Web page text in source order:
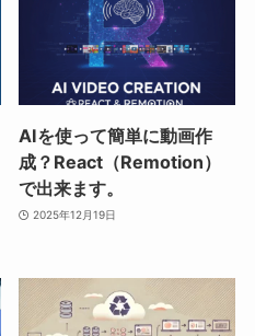
AIを使って簡単に動画作
成？React（Remotion）
で出来ます。
2025年12月19日